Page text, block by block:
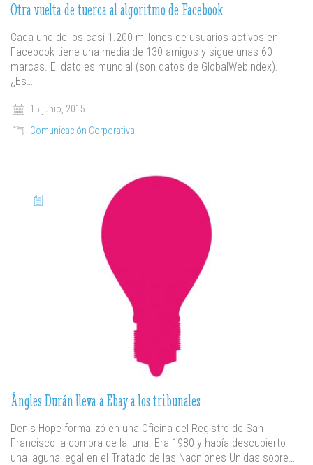
Otra vuelta de tuerca al algoritmo de Facebook
Cada uno de los casi 1.200 millones de usuarios activos en
Facebook tiene una media de 130 amigos y sigue unas 60
marcas. El dato es mundial (son datos de GlobalWebIndex).
¿Es…
15 junio, 2015
Comunicación Corporativa
Ángles Durán lleva a Ebay a los tribunales
Denis Hope formalizó en una Oficina del Registro de San
Francisco la compra de la luna. Era 1980 y había descubierto
una laguna legal en el Tratado de las Nacniones Unidas sobre…